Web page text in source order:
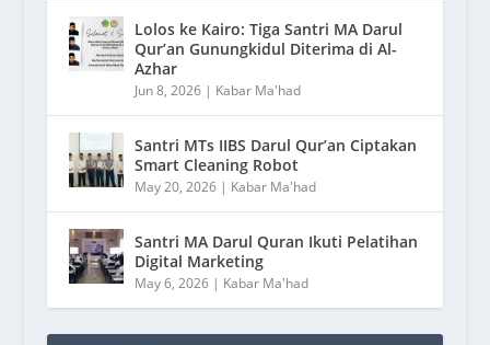
Lolos ke Kairo: Tiga Santri MA Darul
Qur’an Gunungkidul Diterima di Al-
Azhar
Jun 8, 2026| Kabar Ma'had
Santri MTs IIBS Darul Qur’an Ciptakan
Smart Cleaning Robot
May 20, 2026| Kabar Ma'had
Santri MA Darul Quran Ikuti Pelatihan
Digital Marketing
May 6, 2026| Kabar Ma'had